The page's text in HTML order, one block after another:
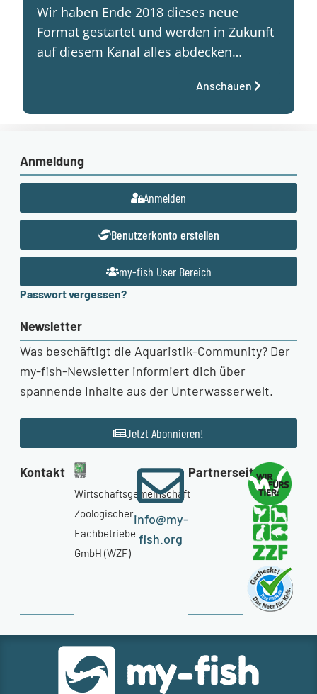
Wir haben Ende 2018 dieses neue
Format gestartet und werden in Zukunft
auf diesem Kanal alles abdecken…
Anschauen
Anmeldung
Anmelden
Benutzerkonto erstellen
my-fish User Bereich
Passwort vergessen?
Newsletter
Was beschäftigt die Aquaristik-Community? Der
my-fish-Newsletter informiert dich über
spannende Inhalte aus der Unterwasserwelt.
Jetzt Abonnieren!
Kontakt
Wirtschaftsgemeinschaft
Zoologischer
Fachbetriebe
GmbH (WZF)
info@my-
fish.org
Partnerseiten